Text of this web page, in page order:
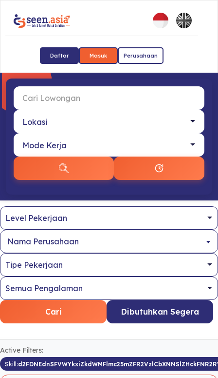
Daftar Masuk Perusahaan
Nama Perusahaan
Cari Dibutuhkan Segera
Active Filters:
Skill: